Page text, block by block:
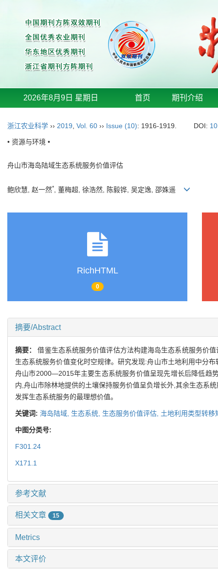
2026年8月9日 星期日 首页 期刊介绍
浙江农业科学 ›› 2019 Vol. 60 ›› Issue (10): 1916-1919. DOI:
• 资源与环境 •
舟山市海岛陆域生态系统服务价值评估
鲍欣慧, 赵一然*, 董梅超, 徐浩然, 陈毅铧, 吴定逸, 邵姝遥
RichHTML
0
摘要/Abstract
摘要：借鉴生态系统服务价值评估方法构建海岛生态系统服务价
生态系统服务价值变化时空规律。研究发现:舟山市土地利用中分
舟山市2000—2015年主要生态系统服务价值呈现先增长后降低趋
内,舟山市除林地提供的土壤保持服务价值呈负增长外,其余生态系
发挥生态系统服务的最理想价值。
关键词: 海岛陆域, 生态系统, 生态服务价值评估, 土地利用类型转移
中图分类号:
F301.24
X171.1
参考文献
相关文章 15
Metrics
本文评价